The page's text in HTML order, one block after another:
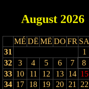
August 2026
MÉ DË MË DO FR SA
31
1
32
3 4 5 6 7 8
33 10 11 12 13 14 15
34 17 18 19 20 21 22